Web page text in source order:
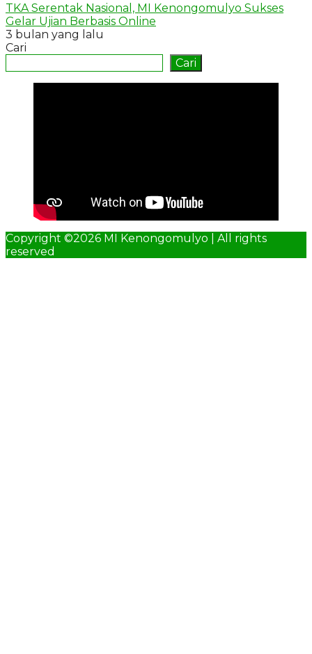
TKA Serentak Nasional, MI Kenongomulyo Sukses
Gelar Ujian Berbasis Online
3 bulan yang lalu
Cari
Cari
Copyright ©2026 MI Kenongomulyo | All rights
reserved